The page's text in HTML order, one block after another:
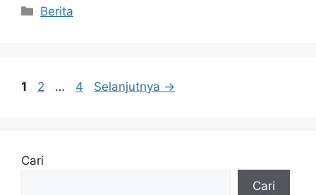
Kategori
Berita
Halaman
1 Halaman
2 … Halaman
4 Selanjutnya →
Cari
Cari